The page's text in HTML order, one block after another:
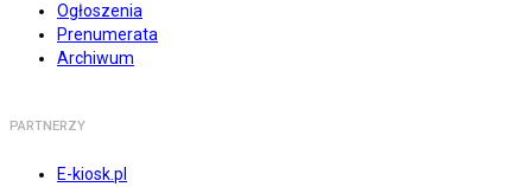
Ogłoszenia
Prenumerata
Archiwum
PARTNERZY
E-kiosk.pl